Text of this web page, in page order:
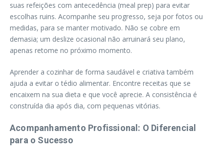
suas refeições com antecedência (meal prep) para evitar
escolhas ruins. Acompanhe seu progresso, seja por fotos ou
medidas, para se manter motivado. Não se cobre em
demasia; um deslize ocasional não arruinará seu plano,
apenas retome no próximo momento.
Aprender a cozinhar de forma saudável e criativa também
ajuda a evitar o tédio alimentar. Encontre receitas que se
encaixem na sua dieta e que você aprecie. A consistência é
construída dia após dia, com pequenas vitórias.
Acompanhamento Profissional: O Diferencial
para o Sucesso